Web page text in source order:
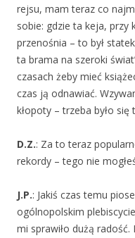
rejsu, mam teraz co
sobie: gdzie ta keja,
przenośnia – to był
ta brama na szeroki
czasach żeby mieć
czas ją odnawiać.
kłopoty – trzeba było
D.Z.: Za to teraz
rekordy – tego nie
J.P.: Jakiś czas temu
ogólnopolskim
mi sprawiło dużą